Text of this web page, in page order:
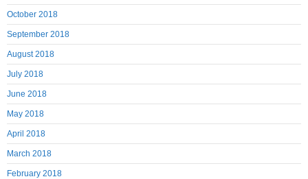
October 2018
September 2018
August 2018
July 2018
June 2018
May 2018
April 2018
March 2018
February 2018